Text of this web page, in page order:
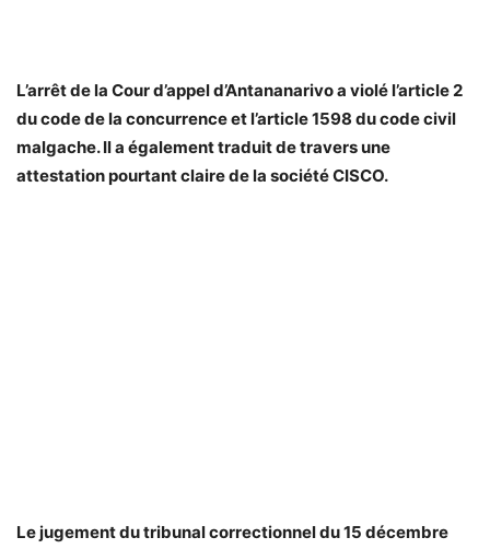
L’arrêt de la Cour d’appel d’Antananarivo a violé l’article 2
du code de la concurrence et l’article 1598 du code civil
malgache. Il a également traduit de travers une
attestation pourtant claire de la société CISCO.
Le jugement du tribunal correctionnel du 15 décembre